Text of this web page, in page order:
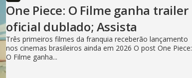
One Piece: O Filme ganha trailer
oficial dublado; Assista
Três primeiros filmes da franquia receberão lançamento
nos cinemas brasileiros ainda em 2026 O post One Piece:
O Filme ganha...